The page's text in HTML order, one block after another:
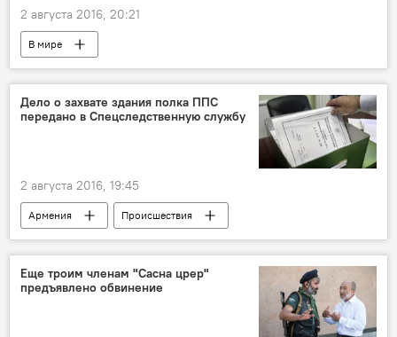
2 августа 2016, 20:21
В мире
Дело о захвате здания полка ППС
передано в Спецследственную службу
2 августа 2016, 19:45
Армения
Происшествия
Сасна Црер
Еще троим членам "Сасна црер"
предъявлено обвинение